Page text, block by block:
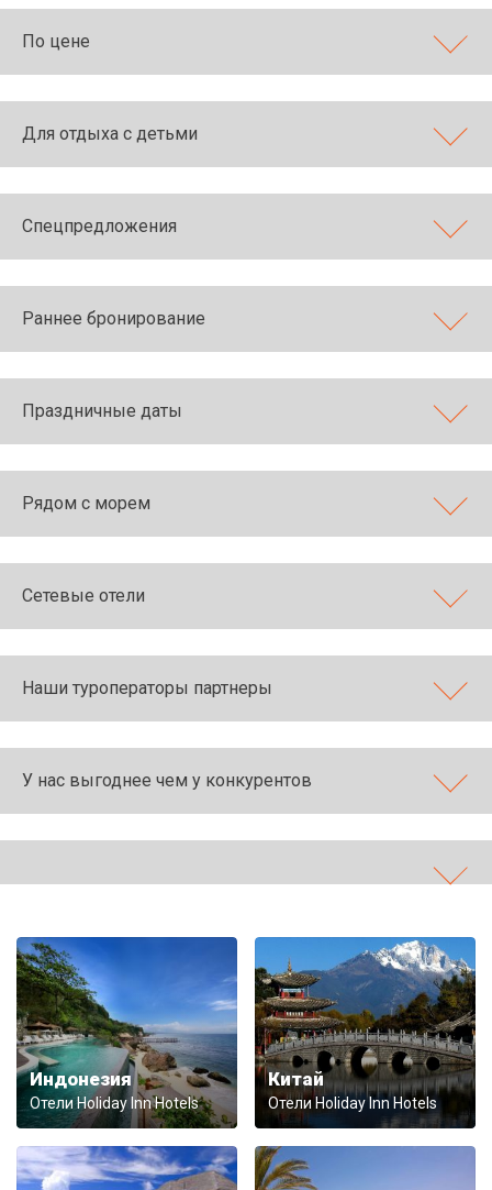
По цене
Для отдыха с детьми
Спецпредложения
Раннее бронирование
Праздничные даты
Рядом с морем
Сетевые отели
Наши туроператоры партнеры
У нас выгоднее чем у конкурентов
Индонезия
Отели Holiday Inn Hotels
Китай
Отели Holiday Inn Hotels